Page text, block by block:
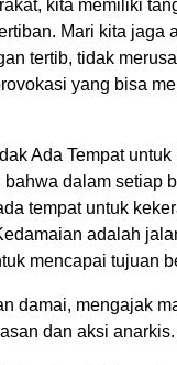
kita memiliki
Mari kita jaga
tertib, tidak
yang bisa
Ada Tempat untuk
bahwa dalam setiap
tempat untuk
adalah
mencapai tujuan
damai, mengajak
dan aksi anarkis.